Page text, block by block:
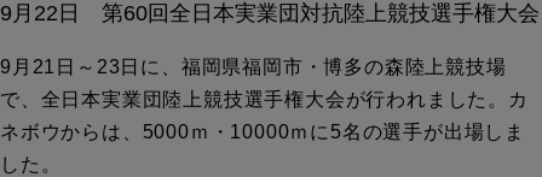
9月22日 第60回全日本実業団対抗陸上競技選手権大会
9月21日～23日に、福岡県福岡市・博多の森陸上競技場
で、全日本実業団陸上競技選手権大会が行われました。カ
ネボウからは、5000ｍ・10000ｍに5名の選手が出場しま
した。